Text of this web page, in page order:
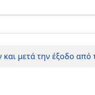
και μετά την έξοδο